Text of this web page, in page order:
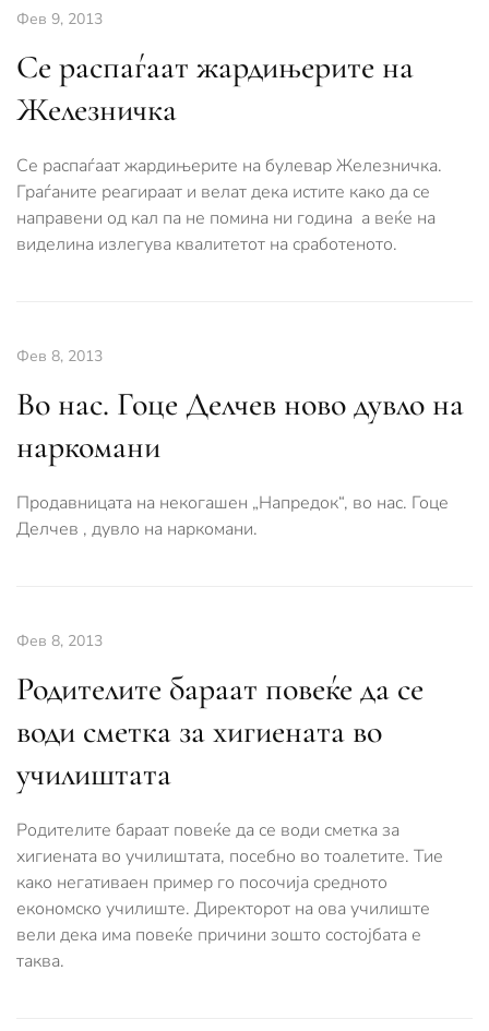
Фев 9, 2013
Се распаѓаат жардињерите на
Железничка
Се распаѓаат жардињерите на булевар Железничка.
Граѓаните реагираат и велат дека истите како да се
направени од кал па не помина ни година а веќе на
виделина излегува квалитетот на сработеното.
Фев 8, 2013
Во нас. Гоце Делчев ново дувло на
наркомани
Продавницата на некогашен „Напредок“, во нас. Гоце
Делчев , дувло на наркомани.
Фев 8, 2013
Родителите бараат повеќе да се
води сметка за хигиената во
училиштата
Родителите бараат повеќе да се води сметка за
хигиената во училиштата, посебно во тоалетите. Тие
како негативаен пример го посочија средното
економско училиште. Директорот на ова училиште
вели дека има повеќе причини зошто состојбата е
таква.